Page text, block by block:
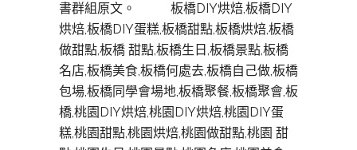
書群組原文。 板橋DIY烘焙,板橋DIY
烘焙,板橋DIY蛋糕,板橋甜點,板橋烘焙,板橋
做甜點,板橋 甜點,板橋生日,板橋景點,板橋
名店,板橋美食,板橋何處去,板橋自己做,板橋
包場,板橋同學會場地,板橋聚餐,板橋聚會,板
橋,桃園DIY烘焙,桃園DIY烘焙,桃園DIY蛋
糕,桃園甜點,桃園烘焙,桃園做甜點,桃園 甜